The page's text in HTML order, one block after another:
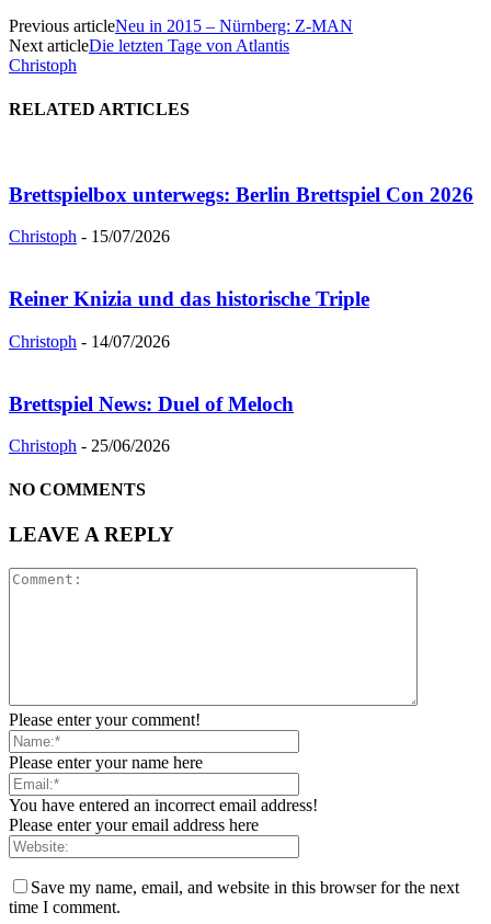
Previous articleNeu in 2015 – Nürnberg: Z-MAN
Next articleDie letzten Tage von Atlantis
Christoph
RELATED ARTICLES
Brettspielbox unterwegs: Berlin Brettspiel Con 2026
Christoph - 15/07/2026
Reiner Knizia und das historische Triple
Christoph - 14/07/2026
Brettspiel News: Duel of Meloch
Christoph - 25/06/2026
NO COMMENTS
LEAVE A REPLY
Please enter your comment!
Please enter your name here
You have entered an incorrect email address!
Please enter your email address here
Save my name, email, and website in this browser for the next
time I comment.